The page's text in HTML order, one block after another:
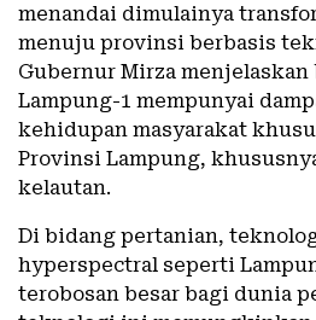
menandai dimulainya
menuju provinsi berbasis
Gubernur Mirza menjelaskan
Lampung-1 mempunyai
kehidupan masyarakat
Provinsi Lampung,
kelautan.
Di bidang pertanian,
hyperspectral seperti
terobosan besar bagi dunia